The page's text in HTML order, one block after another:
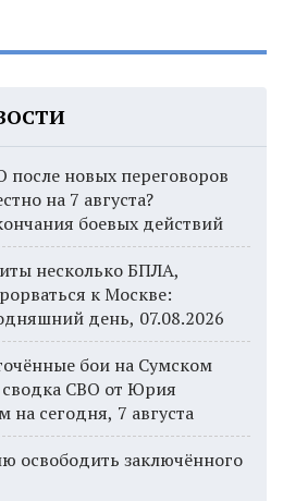
после новых переговоров
на 7 августа?
боевых действий
несколько БПЛА,
к Москве:
день, 07.08.2026
бои на Сумском
СВО от Юрия
сегодня, 7 августа
освободить заключённого